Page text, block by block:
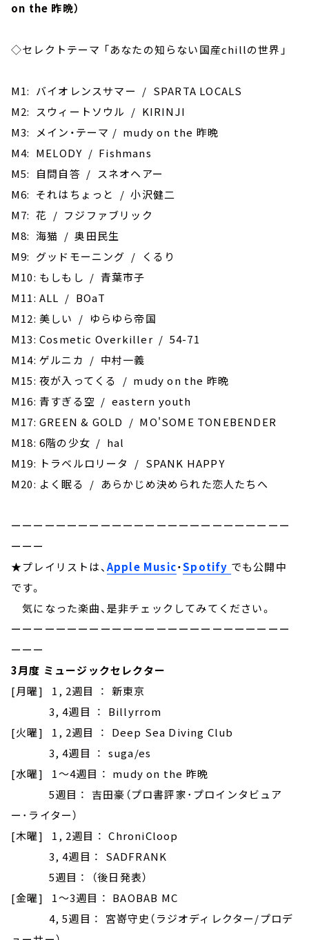
on the 昨晩）
◇セレクトテーマ 「あなたの知らない国産chillの世界」
M1: バイオレンスサマー / SPARTA LOCALS
M2: スウィートソウル / KIRINJI
M3: メイン・テーマ / mudy on the 昨晩
M4: MELODY / Fishmans
M5: 自問自答 / スネオヘアー
M6: それはちょっと / 小沢健二
M7: 花 / フジファブリック
M8: 海猫 / 奥田民生
M9: グッドモーニング / くるり
M10: もしもし / 青葉市子
M11: ALL / BOaT
M12: 美しい / ゆらゆら帝国
M13: Cosmetic Overkiller / 54-71
M14: ゲルニカ / 中村一義
M15: 夜が入ってくる / mudy on the 昨晩
M16: 青すぎる空 / eastern youth
M17: GREEN & GOLD / MO'SOME TONEBENDER
M18: 6階の少女 / hal
M19: トラベルロリータ / SPANK HAPPY
M20: よく眠る / あらかじめ決められた恋人たちへ
ーーーーーーーーーーーーーーーーーーーーーーーーー
ーーー
★プレイリストは、Apple Music・Spotify でも公開中
です。
気になった楽曲、是非チェックしてみてください。
ーーーーーーーーーーーーーーーーーーーーーーーーー
ーーー
3月度 ミュージックセレクター
[月曜] 1, 2週目 ： 新東京
3, 4週目 ： Billyrrom
[火曜] 1, 2週目 ： Deep Sea Diving Club
3, 4週目 ： suga/es
[水曜] 1～4週目 ： mudy on the 昨晩
5週目 ： 吉田豪（プロ書評家･プロインタビュア
ー･ライター）
[木曜] 1, 2週目 ： ChroniCloop
3, 4週目 ： SADFRANK
5週目 ： （後日発表）
[金曜] 1～3週目 ： BAOBAB MC
4, 5週目 ： 宮嵜守史（ラジオディレクター/プロデ